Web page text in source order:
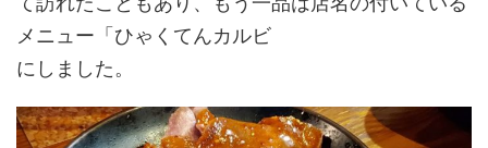
メニュー「ひゃくてんカルビ
にしました。